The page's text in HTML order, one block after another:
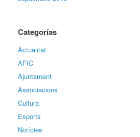
Categorías
Actualitat
AFIC
Ajuntament
Associacions
Cultura
Esports
Notícies